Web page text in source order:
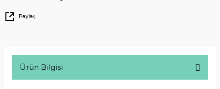
Paylaş
Ürün Bilgisi